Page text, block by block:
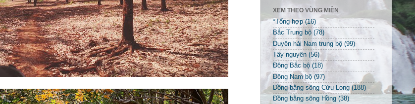
XEM THEO VÙNG MIỀN
*Tổng hợp (16)
Bắc Trung bộ (78)
Duyên hải Nam trung bộ (99)
Tây nguyên (56)
Đông Bắc bộ (18)
Đông Nam bộ (97)
Đồng bằng sông Cửu Long (188)
Đồng bằng sông Hồng (38)